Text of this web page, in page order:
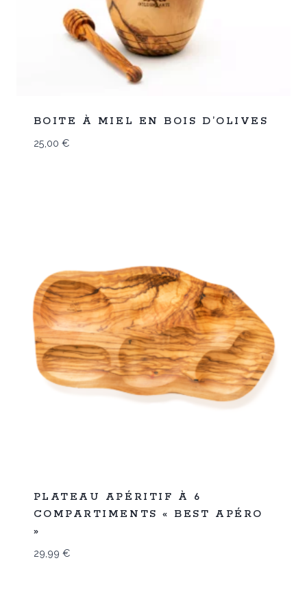
Promo
BOITE À MIEL EN BOIS D’OLIVES
25,00 €
Promo
PLATEAU APÉRITIF À 6
COMPARTIMENTS « BEST APÉRO
»
29,99 €